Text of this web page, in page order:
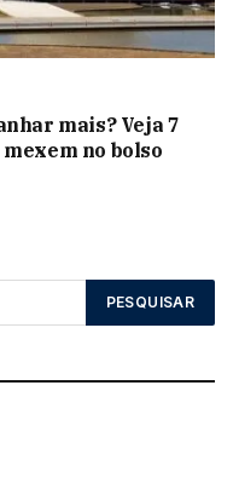
mais? Veja 7
no bolso